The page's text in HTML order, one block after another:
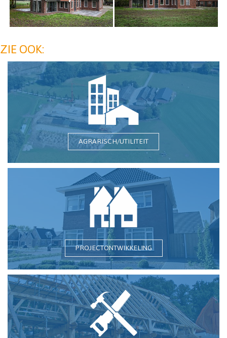
ZIE OOK:
AGRARISCH/UTILITEIT
PROJECTONTWIKKELING